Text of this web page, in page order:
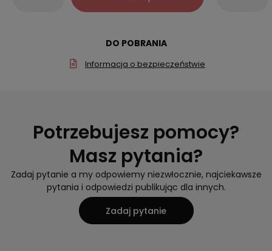
DO POBRANIA
Informacja o bezpieczeństwie
Potrzebujesz pomocy?
Masz pytania?
Zadaj pytanie a my odpowiemy niezwłocznie, najciekawsze
pytania i odpowiedzi publikując dla innych.
Zadaj pytanie